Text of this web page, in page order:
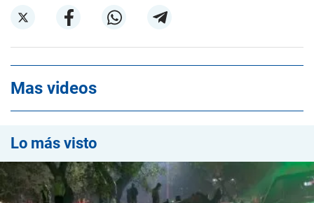
Mas videos
Lo más visto